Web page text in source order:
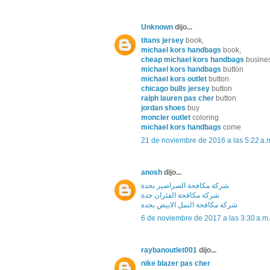
Unknown dijo...
titans jersey book,
michael kors handbags book,
cheap michael kors handbags
michael kors handbags button
michael kors outlet button
chicago bulls jersey button
ralph lauren pas cher button
jordan shoes buy
moncler outlet coloring
michael kors handbags come
21 de noviembre de 2016 a las 5:22
anosh dijo...
شركة مكافحة الصراصير بجدة
شركة مكافحة الفئران جدة
شركة مكافحة النمل الابيض بجدة
6 de noviembre de 2017 a las 3:30 a.m.
raybanoutlet001 dijo...
nike blazer pas cher